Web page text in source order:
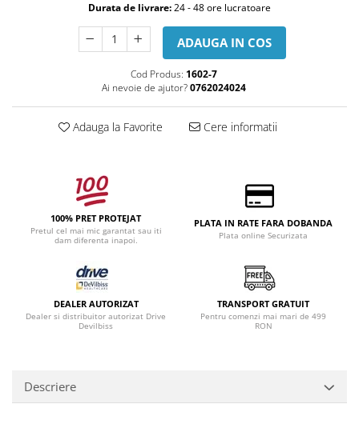
Durata de livrare:24 - 48 ore lucratoare
ADAUGA IN COS
Cod Produs: 1602-7
Ai nevoie de ajutor? 0762024024
Adauga la Favorite Cere informatii
100% PRET PROTEJAT
Pretul cel mai mic garantat sau iti
dam diferenta inapoi.
PLATA IN RATE FARA DOBANDA
Plata online Securizata
DEALER AUTORIZAT
Dealer si distribuitor autorizat Drive
Devilbiss
TRANSPORT GRATUIT
Pentru comenzi mai mari de 499
RON
Descriere